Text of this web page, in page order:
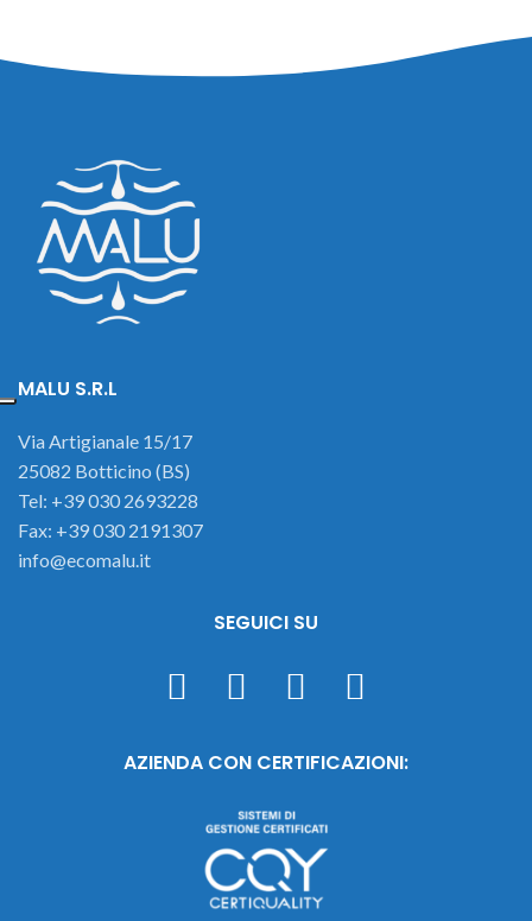
MALU S.R.L
Via Artigianale 15/17
25082 Botticino (BS)
Tel: +39 030 2693228
Fax: +39 030 2191307
info@ecomalu.it
SEGUICI SU
AZIENDA CON CERTIFICAZIONI: